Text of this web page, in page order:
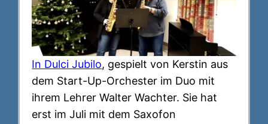
In Dulci Jubilo, gespielt von Kerstin aus
dem Start-Up-Orchester im Duo mit
ihrem Lehrer Walter Wachter. Sie hat
erst im Juli mit dem Saxofon